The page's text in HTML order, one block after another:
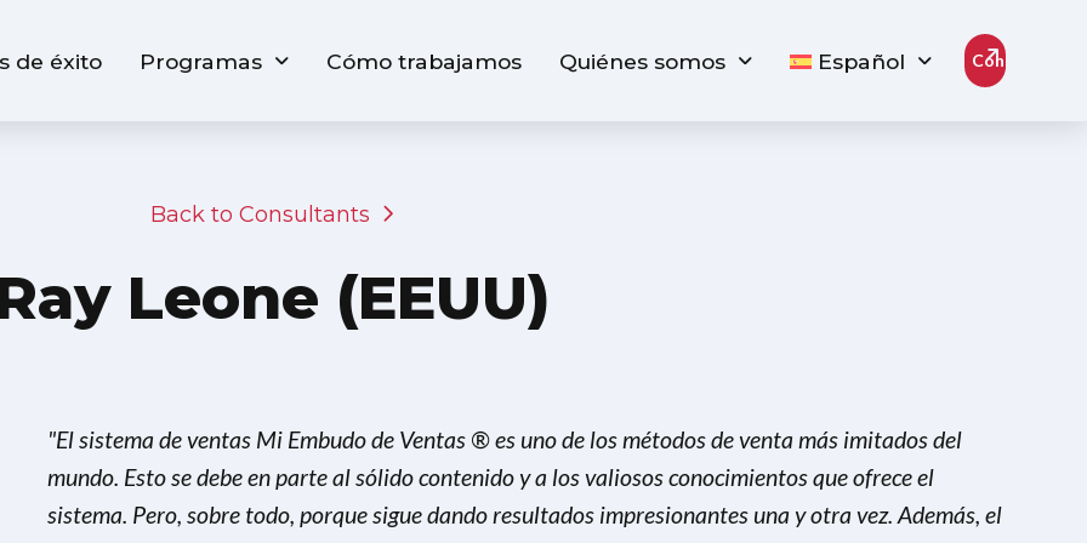
de éxito Programas Cómo trabajamos Quiénes somos Español Contacto
Back to Consultants
Leone (EEUU)
"El sistema de ventas Mi Embudo de Ventas ® es uno de los métodos de venta más imitados del
mundo. Esto se debe en parte al sólido contenido y a los valiosos conocimientos que ofrece el
sistema. Pero, sobre todo, porque sigue dando resultados impresionantes una y otra vez. Además, el